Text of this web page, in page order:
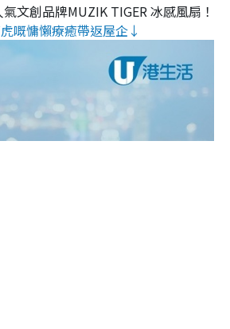
氣文創品牌MUZIK TIGER 冰感風扇！
嘅慵懶療癒帶返屋企↓